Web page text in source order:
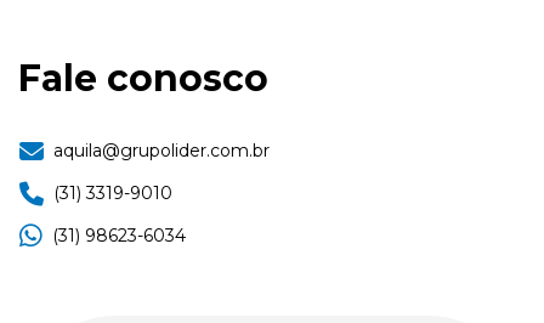
Fale conosco
aquila@grupolider.com.br
(31) 3319-9010
(31) 98623-6034